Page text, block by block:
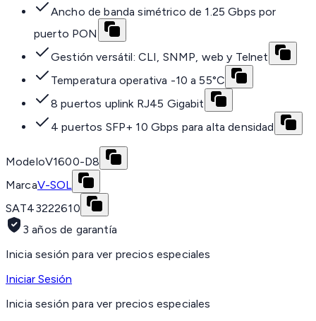
Ancho de banda simétrico de 1.25 Gbps por
puerto PON
Gestión versátil: CLI, SNMP, web y Telnet
Temperatura operativa -10 a 55°C
8 puertos uplink RJ45 Gigabit
4 puertos SFP+ 10 Gbps para alta densidad
ModeloV1600-D8
MarcaV-SOL
SAT43222610
3 años de garantía
Inicia sesión para ver precios especiales
Iniciar Sesión
Inicia sesión para ver precios especiales